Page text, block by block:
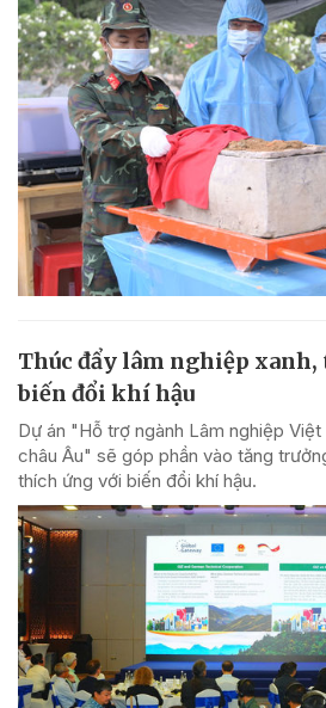
Thúc đẩy lâm nghiệp
biến đổi khí hậu
Dự án "Hỗ trợ ngành Lâm nghiệp
châu Âu" sẽ góp phần vào tăng
thích ứng với biến đổi khí hậu.